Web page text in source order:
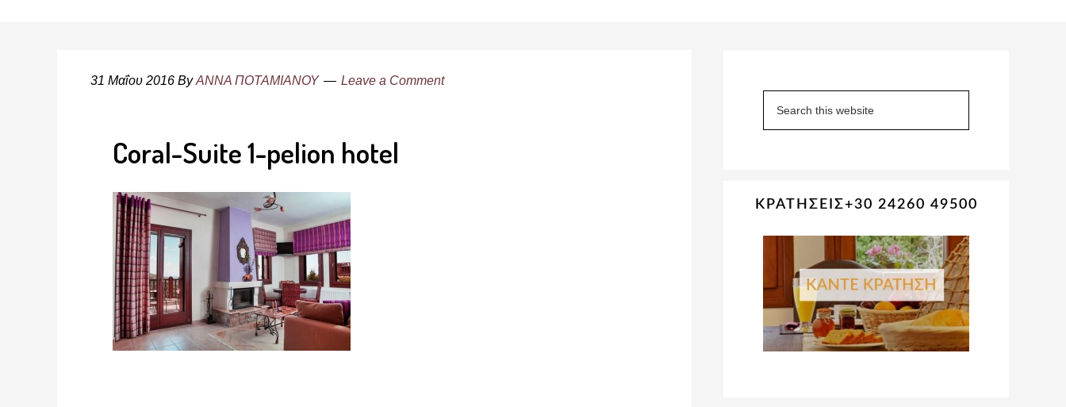
31 Μαΐου 2016 ByΑΝΝΑ ΠΟΤΑΜΙΑΝΟΥ Leave a Comment
Coral-Suite 1-pelion hotel
Sidebar
ΚΡΑΤΗΣΕΙΣ+30 24260 49500